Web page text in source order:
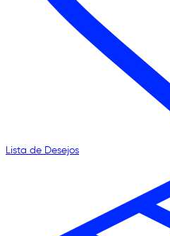
Lista de Desejos